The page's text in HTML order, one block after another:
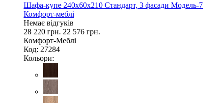
Шафа-купе 240х60х210 Стандарт, 3 фасади Модель-7
Комфорт-меблі
Немає відгуків
28 220 грн. 22 576 грн.
Комфорт-Меблі
Код: 27284
Кольори: